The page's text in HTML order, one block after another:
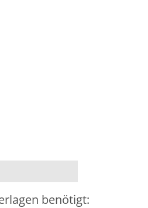
benötigt: